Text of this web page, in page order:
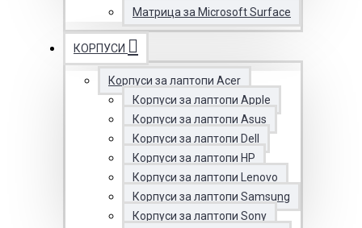
Матрица за Microsoft Surface
КОРПУСИ
Корпуси за лаптопи Acer
Корпуси за лаптопи Apple
Корпуси за лаптопи Asus
Корпуси за лаптопи Dell
Корпуси за лаптопи HP
Корпуси за лаптопи Lenovo
Корпуси за лаптопи Samsung
Корпуси за лаптопи Sony